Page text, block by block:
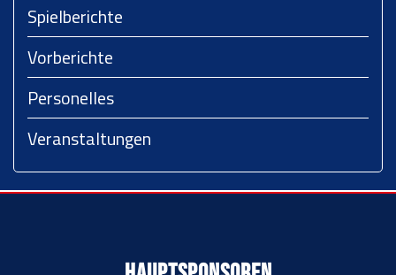
Spielberichte
Vorberichte
Personelles
Veranstaltungen